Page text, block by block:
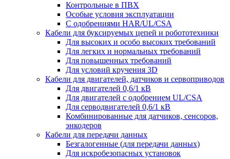
Контрольные в ПВХ
Особые условия эксплуатации
С одобрениями HAR/UL/CSA
Кабели для буксируемых цепей и робототехники
Для высоких и особо высоких требований
Для легких и нормальных требований
Для повышенных требований
Для условий кручения 3D
Кабели для двигателей, датчиков и сервоприводов
Для двигателей 0,6/1 кВ
Для двигателей с одобрением UL/CSA
Для серводвигателей 0,6/1 кВ
Комбинированные для датчиков, cенсоров,
энкодеров
Кабели для передачи данных
Безгалогенные (для передачи данных)
Для искробезопасных установок